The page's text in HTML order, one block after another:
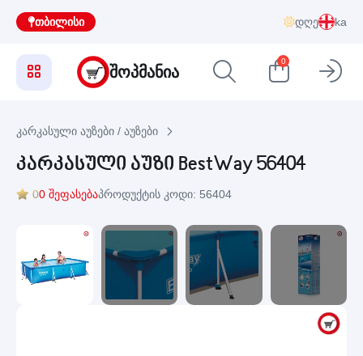
თბილისი დღე ka
ᲨᲝᲞᲛᲐᲜᲘᲐ
0
კარკასული აუზები / აუზები
კარკასული აუზი BestWay 56404
00 შეფასებაპროდუქტის კოდი: 56404